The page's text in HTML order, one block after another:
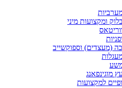
ומקצועות מיני
(מעצדים) וספוקשייב
משע
מוגינפאנג
למקצועות